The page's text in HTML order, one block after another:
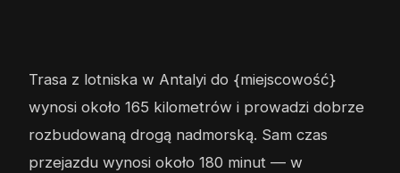
Trasa z lotniska w Antalyi do {miejscowość}
wynosi około 165 kilometrów i prowadzi dobrze
rozbudowaną drogą nadmorską. Sam czas
przejazdu wynosi około 180 minut — w